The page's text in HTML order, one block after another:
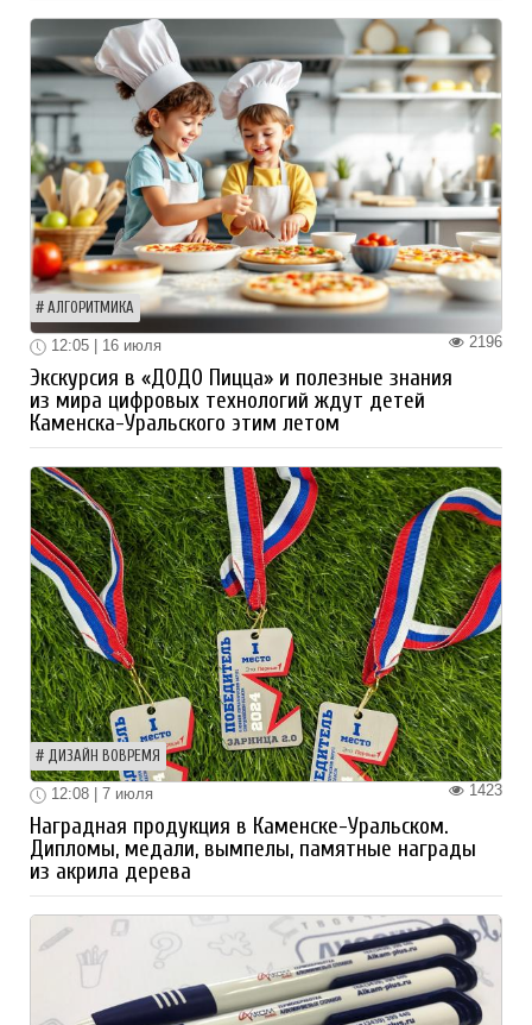
АЛГОРИТМИКА
2196
12:05 | 16 июля
Экскурсия в «ДОДО Пицца» и полезные знания
из мира цифровых технологий ждут детей
Каменска-Уральского этим летом
ДИЗАЙН ВОВРЕМЯ
1423
12:08 | 7 июля
Наградная продукция в Каменске-Уральском.
Дипломы, медали, вымпелы, памятные награды
из акрила дерева